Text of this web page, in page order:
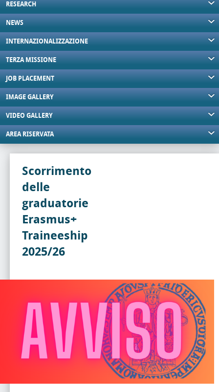
RESEARCH
NEWS
INTERNAZIONALIZZAZIONE
TERZA MISSIONE
JOB PLACEMENT
IMAGE GALLERY
VIDEO GALLERY
AREA RISERVATA
Scorrimento
delle
graduatorie
Erasmus+
Traineeship
2025/26